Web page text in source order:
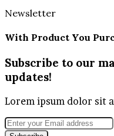
Newsletter
With Product You
Subscribe to our
updates!
Lorem ipsum dolor sit
Enter